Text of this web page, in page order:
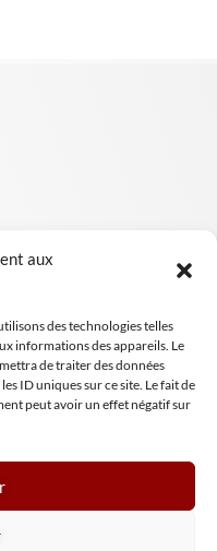
aux
des technologies telles
informations des appareils. Le
de traiter des données
ID uniques sur ce site. Le fait de
peut avoir un effet négatif sur